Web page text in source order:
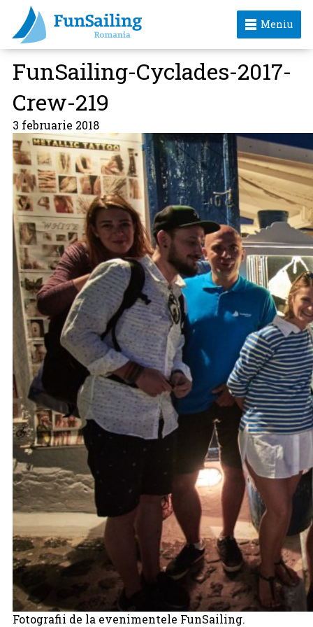
Meniu
FunSailing-Cyclades-2017-
Crew-219
3 februarie 2018
Fotografii de la evenimentele FunSailing.